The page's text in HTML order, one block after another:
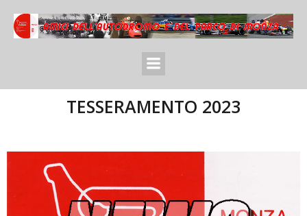
TESSERAMENTO 2023